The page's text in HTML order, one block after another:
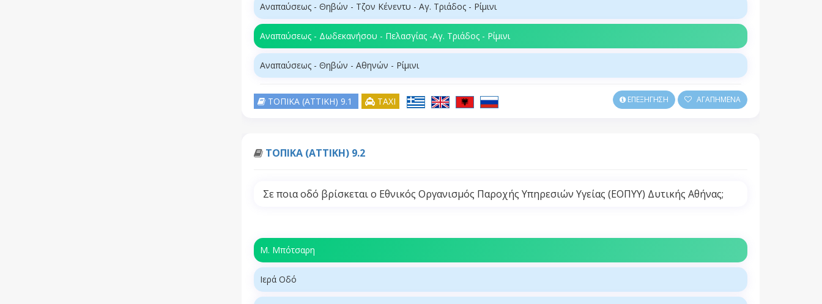
Αναπαύσεως - Θηβών - Τζον Κένεντυ - Αγ. Τριάδος - Ρίμινι
Αναπαύσεως - Δωδεκανήσου - Πελασγίας -Αγ. Τριάδος - Ρίμινι
Αναπαύσεως - Θηβών - Αθηνών - Ρίμινι
ΤΟΠΙΚΑ (ATTIKH) 9.1 TAXI ΕΠΕΞΗΓΗΣΗ ΑΓΑΠΗΜΕΝΑ
ΤΟΠΙΚΑ (ATTIKH) 9.2
Σε ποια οδό βρίσκεται ο Εθνικός Οργανισμός Παροχής Υπηρεσιών Υγείας (ΕΟΠΥΥ) Δυτικής Αθήνας;
Μ. Μπότσαρη
Ιερά Οδό